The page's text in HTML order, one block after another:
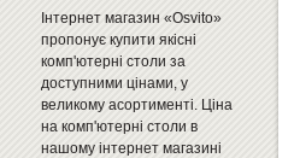
Інтернет магазин «Osvito»
пропонує купити якісні
комп'ютерні столи за
доступними цінами, у
великому асортименті. Ціна
на комп'ютерні столи в
нашому інтернет магазині